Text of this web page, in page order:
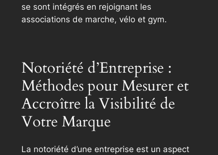
se sont intégrés en rejoignant les
associations de marche, vélo et gym.
Notoriété d’Entreprise :
Méthodes pour Mesurer et
Accroître la Visibilité de
Votre Marque
La notoriété d’une entreprise est un aspect